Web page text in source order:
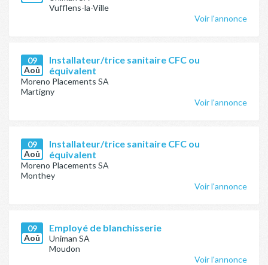
Vufflens-la-Ville
Voir l'annonce
09
Aoû
Installateur/trice sanitaire CFC ou
équivalent
Moreno Placements SA
Martigny
Voir l'annonce
09
Aoû
Installateur/trice sanitaire CFC ou
équivalent
Moreno Placements SA
Monthey
Voir l'annonce
09
Aoû
Employé de blanchisserie
Uniman SA
Moudon
Voir l'annonce